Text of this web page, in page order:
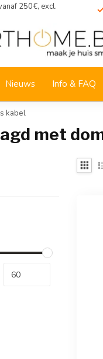
250€, excl.
Nieuws Info & FAQ
kabel
met